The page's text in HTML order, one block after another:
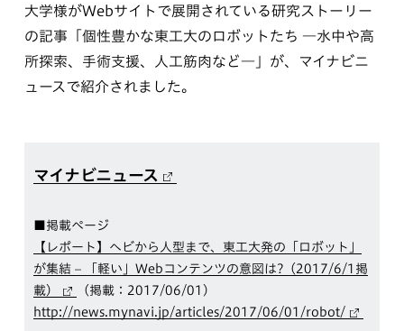
大学様がWebサイトで展開されている研究ストーリー
の記事「個性豊かな東工大のロボットたち ―水中や高
所探索、手術支援、人工筋肉など―」が、マイナビニ
ュースで紹介されました。
マイナビニュース
■掲載ページ
【レポート】ヘビから人型まで、東工大発の「ロボット」
が集結 – 「軽い」Webコンテンツの意図は?（2017/6/1掲
載）
（掲載：2017/06/01）
http://news.mynavi.jp/articles/2017/06/01/robot/